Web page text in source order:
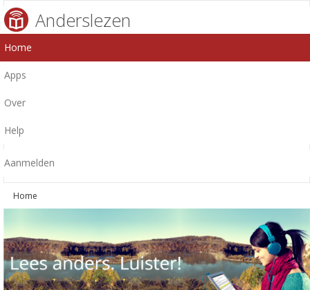
Anderslezen
Home
Apps
Over
Help
Aanmelden
Home